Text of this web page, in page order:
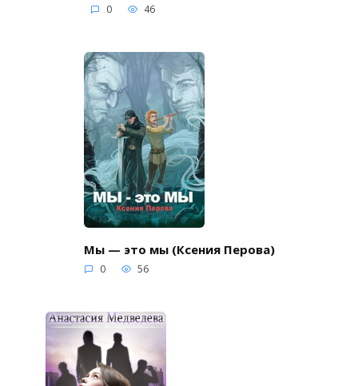
0 46
Мы — это мы (Ксения Перова)
0 56